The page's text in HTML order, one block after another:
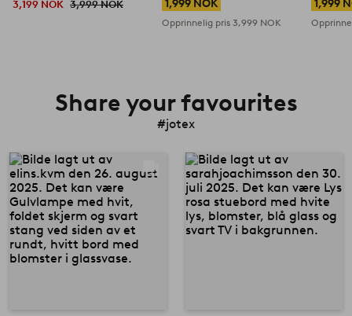
3,199 NOK 3,999 NOK 1,999 NOK
Opprinnelig pris3,999 NOK
1,999
Share your favourites
#jotex